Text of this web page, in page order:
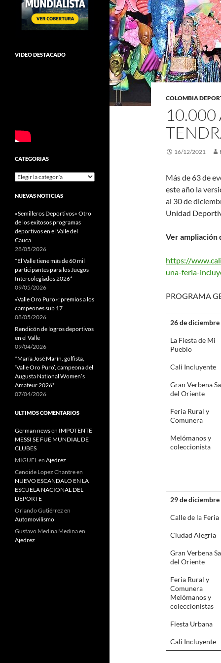
COLOMBIA
10.000
16/12/2021
Más de 63 de
este año la
al 30 de
Unidad
Ver ampliación
https://
una-feria-
PROGRAMA
26 de diciembre
La Fiesta de Mi
Pueblo
Cali Incluyente
Gran Verbena
del Oriente
Feria Rural y
Comunera
Melómanos y
coleccionista
29 de diciembre
Calle de la Feria
Ciudad Alegría
Gran Verbena
del Oriente
Feria Rural y
Comunera
Melómanos y
coleccionistas
Fiesta Urbana
Cali Incluyente
VIDEO DESTACADO
CATEGORIAS
Categorias
NUEVAS NOTICIAS
«Semilleros Deportivos» Otro
de los exitosos programas
deportivos en el Valle del
Cauca
28/05/2026
*El Valle tiene más de 60 mil
participantes para los Juegos
Intercolegiados 2026*
09/05/2026
«Valle Oro Puro»: premios a los
campeones sub 17
08/05/2026
Rendicón de logros deportivos
en el Valle
09/04/2026
*María José Marín, golfista,
‘Valle Oro Puro’, campeona del
Augusta National Women’s
Amateur 2026*
07/04/2026
ULTIMOS COMENTARIOS
German newsen IMPOTENTE
MESSI SE FUE MUNDIAL DE
CLUBES
MIGUELen Ajedrez
Cenoide Lopez Chantreen
NUEVO ESCANDALO EN LA
ESCUELA NACIONAL DEL
DEPORTE
Orlando Gutiérrez en
Automovilismo
Gustavo Medina Medinaen
Ajedrez